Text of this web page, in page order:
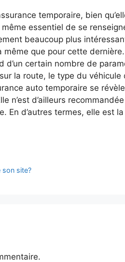
temporaire, bien
essentiel de se
beaucoup plus
que pour cette
d’un certain nombre de
la route, le type du véhicule
auto temporaire se
n’est d’ailleurs recommandée
En d’autres termes, elle est
son site?